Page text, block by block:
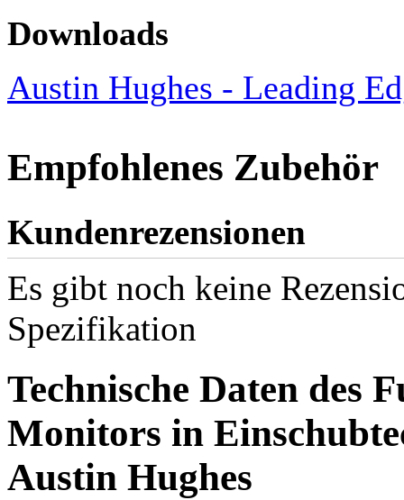
Downloads
Austin Hughes - Leading
Empfohlenes Zubehör
Kundenrezensionen
Es gibt noch keine
Spezifikation
Technische Daten des
Monitors in
Austin Hughes